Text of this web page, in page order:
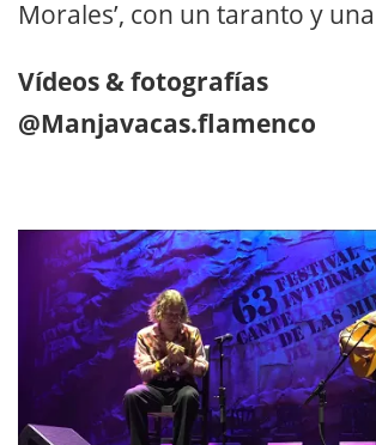
Morales’, con un taranto y
Vídeos & fotografías
@Manjavacas.flamenco